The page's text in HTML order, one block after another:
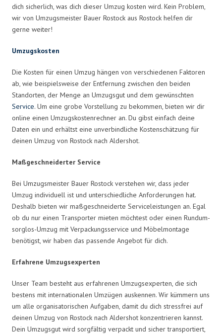
dich sicherlich, was dich dieser Umzug kosten wird. Kein Problem,
wir von Umzugsmeister Bauer Rostock aus Rostock helfen dir
gerne weiter!
Umzugskosten
Die Kosten für einen Umzug hängen von verschiedenen Faktoren
ab, wie beispielsweise der Entfernung zwischen den beiden
Standorten, der Menge an Umzugsgut und dem gewünschten
Service. Um eine grobe Vorstellung zu bekommen, bieten wir dir
online einen Umzugskostenrechner an. Du gibst einfach deine
Daten ein und erhältst eine unverbindliche Kostenschätzung für
deinen Umzug von Rostock nach Aldershot.
Maßgeschneiderter Service
Bei Umzugsmeister Bauer Rostock verstehen wir, dass jeder
Umzug individuell ist und unterschiedliche Anforderungen hat.
Deshalb bieten wir maßgeschneiderte Serviceleistungen an. Egal
ob du nur einen Transporter mieten möchtest oder einen Rundum-
sorglos-Umzug mit Verpackungsservice und Möbelmontage
benötigst, wir haben das passende Angebot für dich.
Erfahrene Umzugsexperten
Unser Team besteht aus erfahrenen Umzugsexperten, die sich
bestens mit internationalen Umzügen auskennen. Wir kümmern uns
um alle organisatorischen Aufgaben, damit du dich stressfrei auf
deinen Umzug von Rostock nach Aldershot konzentrieren kannst.
Dein Umzugsgut wird sorgfältig verpackt und sicher transportiert,